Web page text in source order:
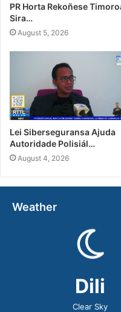
PR Horta Rekoñese
Sira…
August 5, 2026
Lei Siberseguransa Ajuda
Autoridade Polisiál…
August 4, 2026
Weather
Dili
Clear Sky